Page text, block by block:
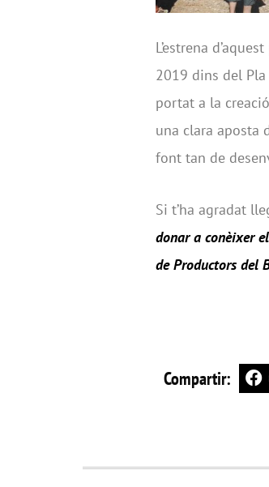
L’estrena
2019 dins del
portat a la
una clara aposta
font tan de
Si t’ha agradat
donar a conèixer
de Productors del
Compartir: